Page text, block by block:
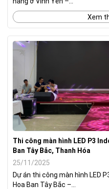
Xem
Thi công màn hình LED P3
Ban Tây Bắc, Thanh Hóa
25/11/2025
Dự án thi công màn hình LED
Hoa Ban Tây Bắc –...